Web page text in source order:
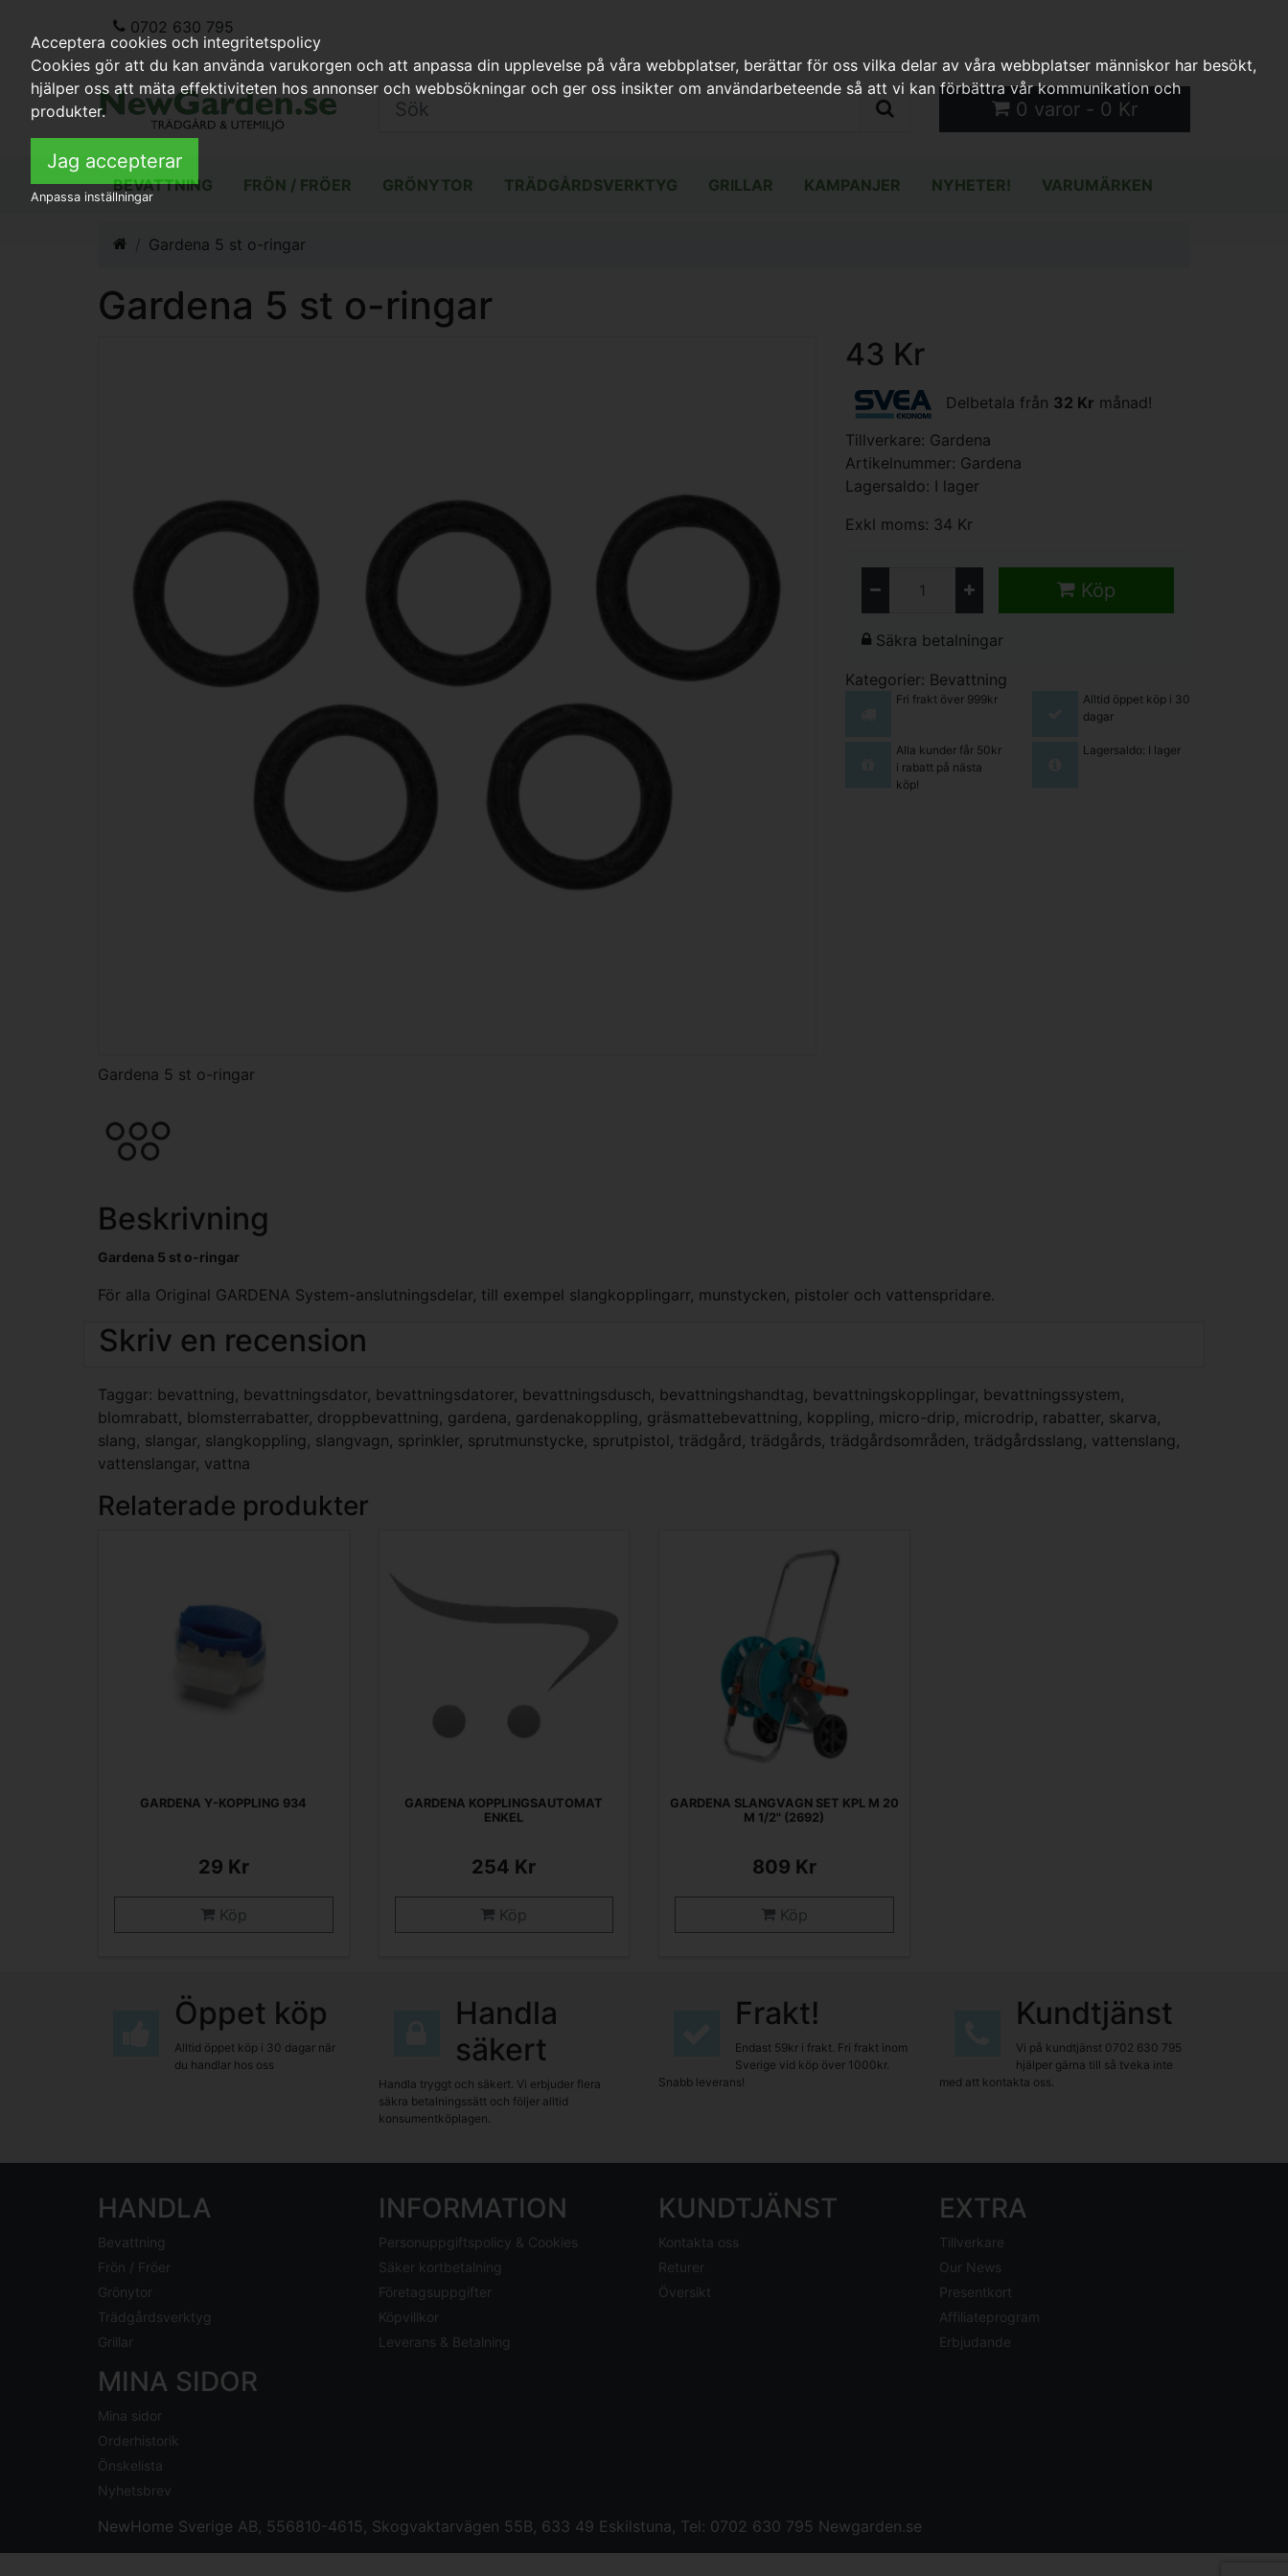
0702 630 795
0 varor - 0 Kr
BEVATTNING FRÖN / FRÖER GRÖNYTOR TRÄDGÅRDSVERKTYG GRILLAR KAMPANJER NYHETER! VARUMÄRKEN
Gardena 5 st o-ringar
Gardena 5 st o-ringar
Gardena 5 st o-ringar
43 Kr
Delbetala från 32 Kr månad!
Tillverkare: Gardena
Artikelnummer: Gardena
Lagersaldo: I lager
Exkl moms: 34 Kr
Köp
Säkra betalningar
Kategorier: Bevattning
Fri frakt över 999kr
Alltid öppet köp i 30
dagar
Alla kunder får 50kr
i rabatt på nästa
köp!
Lagersaldo: I lager
Beskrivning
Gardena 5 st o-ringar
För alla Original GARDENA System-anslutningsdelar, till exempel slangkopplingarr, munstycken, pistoler och vattenspridare.
Skriv en recension
Taggar: bevattning , bevattningsdator, bevattningsdatorer, bevattningsdusch, bevattningshandtag , bevattningskopplingar, bevattningssystem,
blomrabatt, blomsterrabatter, droppbevattning , gardena, gardenakoppling , gräsmattebevattning , koppling , micro-drip, microdrip, rabatter, skarva,
slang , slangar, slangkoppling , slangvagn, sprinkler, sprutmunstycke, sprutpistol, trädgård , trädgårds, trädgårdsområden, trädgårdsslang , vattenslang ,
vattenslangar, vattna
Relaterade produkter
GARDENA Y-KOPPLING 934
29 Kr
Köp
GARDENA KOPPLINGSAUTOMAT
ENKEL
254 Kr
Köp
GARDENA SLANGVAGN SET KPL M 20
M 1/2" (2692)
809 Kr
Köp
Öppet köp
Alltid öppet köp i 30 dagar när
du handlar hos oss
Handla
säkert
Handla tryggt och säkert. Vi erbjuder flera
säkra betalningssätt och följer alltid
konsumentköplagen.
Frakt!
Endast 59kr i frakt. Fri frakt inom
Sverige vid köp över 1000kr.
Snabb leverans!
Kundtjänst
Vi på kundtjänst 0702 630 795
hjälper gärna till så tveka inte
med att kontakta oss.
HANDLA
Bevattning
Frön / Fröer
Grönytor
Trädgårdsverktyg
Grillar
INFORMATION
Personuppgiftspolicy & Cookies
Säker kortbetalning
Företagsuppgifter
Köpvillkor
Leverans & Betalning
KUNDTJÄNST
Kontakta oss
Returer
Översikt
EXTRA
Tillverkare
Our News
Presentkort
Affiliateprogram
Erbjudande
MINA SIDOR
Mina sidor
Orderhistorik
Önskelista
Nyhetsbrev
NewHome Sverige AB , 556810-4615, Skogvaktarvägen 55B, 633 49 Eskilstuna, Tel: 0702 630 795 Newgarden.se
Acceptera cookies och integritetspolicy
Cookies gör att du kan använda varukorgen och att anpassa din upplevelse på våra webbplatser, berättar för oss vilka delar av våra webbplatser människor har besökt,
hjälper oss att mäta effektiviteten hos annonser och webbsökningar och ger oss insikter om användarbeteende så att vi kan förbättra vår kommunikation och
produkter.
Jag accepterar
Anpassa inställningar